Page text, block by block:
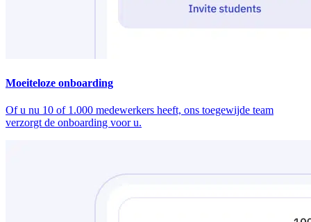
Moeiteloze onboarding
Of u nu 10 of 1.000 medewerkers heeft, ons toegewijde team
verzorgt de onboarding voor u.